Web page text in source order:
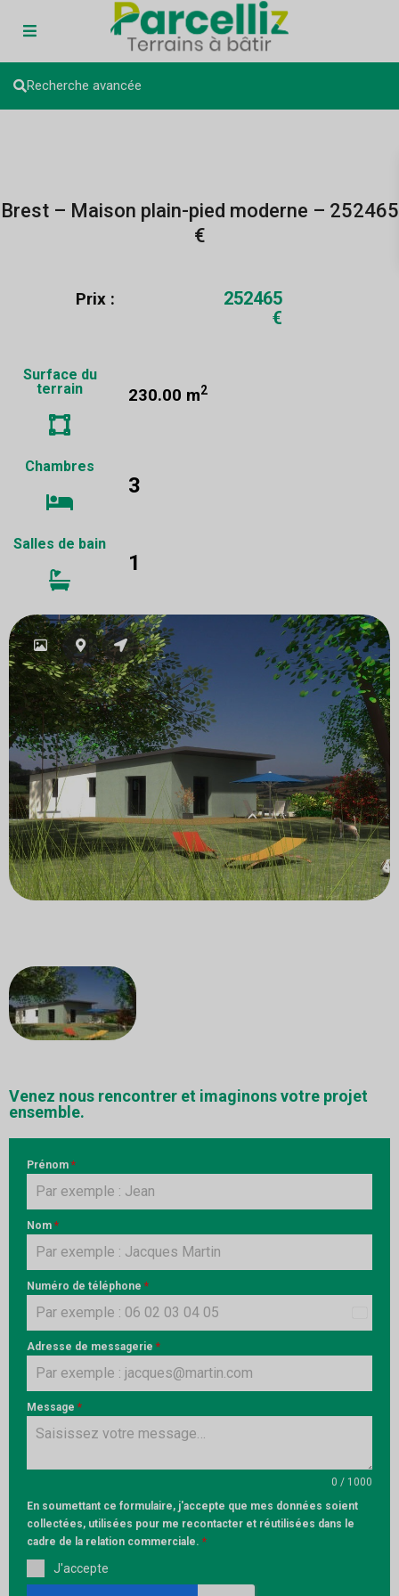
Recherche avancée
Brest – Maison plain-pied moderne – 252465
€
Prix :
252465
€
Surface du
terrain
230.00 m2
Chambres
3
Salles de bain
1
Venez nous rencontrer et imaginons votre projet
ensemble.
Prénom *
Nom *
Numéro de téléphone *
Adresse de messagerie *
Message *
0 / 1000
En soumettant ce formulaire, j'accepte que mes données soient
collectées, utilisées pour me recontacter et réutilisées dans le
cadre de la relation commerciale. *
J'accepte